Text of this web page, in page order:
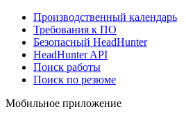
Производственный календарь
Требования к ПО
Безопасный HeadHunter
HeadHunter API
Поиск работы
Поиск по резюме
Мобильное приложение